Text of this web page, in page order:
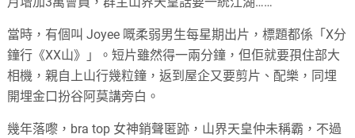
當時，有個叫 Joyee 嘅柔弱男生每星期出片，標題都係「X分
鐘行《XX山》」。短片雖然得一兩分鐘，但佢就要孭住部大
相機，親自上山行幾粒鐘，返到屋企又要剪片、配樂，同埋
開埋金口扮谷阿莫講旁白。
幾年落嚟，bra top 女神銷聲匿跡，山界天皇仲未稱霸，不過